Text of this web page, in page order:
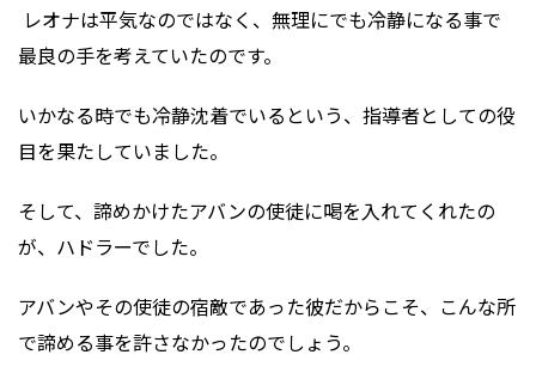
レオナは平気なのではなく、無理にでも冷静になる事で
最良の手を考えていたのです。
いかなる時でも冷静沈着でいるという、指導者としての役
目を果たしていました。
そして、諦めかけたアバンの使徒に喝を入れてくれたの
が、ハドラーでした。
アバンやその使徒の宿敵であった彼だからこそ、こんな所
で諦める事を許さなかったのでしょう。